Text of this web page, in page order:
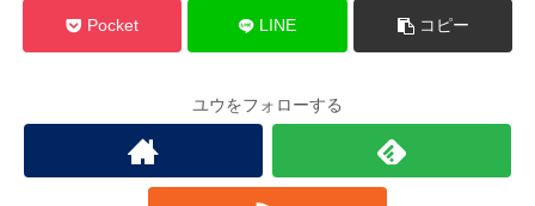
Pocket LINE コピー
ユウをフォローする